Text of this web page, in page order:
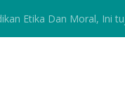
Etika Dan Moral, Ini